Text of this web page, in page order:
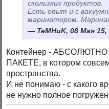
скользких продуктов.
Есть опыт и с
маринатором.
TeMHuK, 08 Мая 15,
Контейнер - АБСОЛЮТНО
ПАКЕТЕ, в котором
пространства.
И не понимаю - с какого
не нужно полное